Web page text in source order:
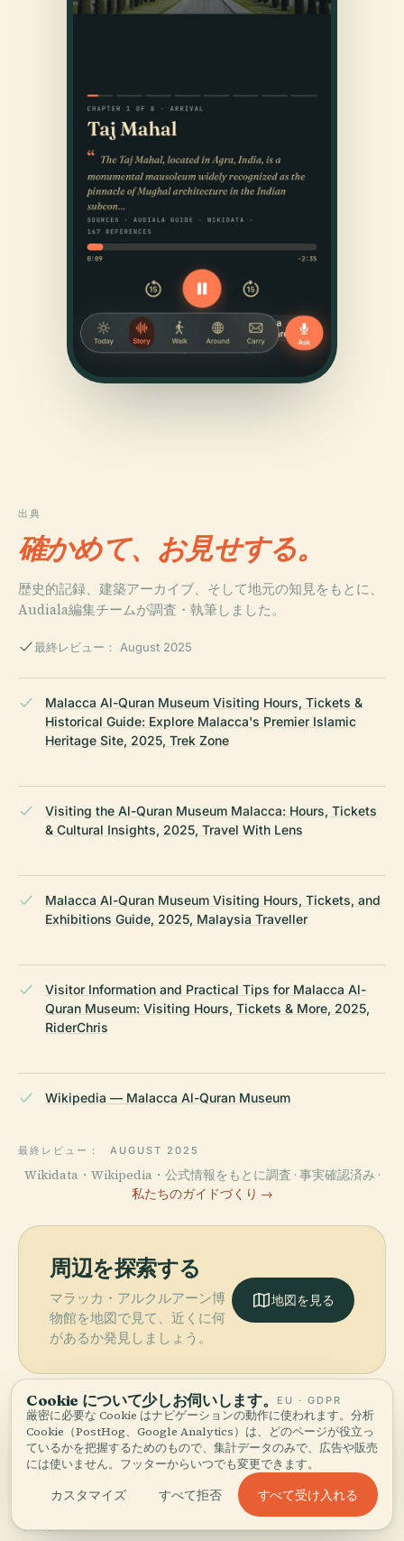
出典
確かめて、お見せする。
歴史的記録、建築アーカイブ、そして地元の知見をもとに、
Audiala編集チームが調査・執筆しました。
最終レビュー： August 2025
Malacca Al-Quran Museum Visiting Hours, Tickets &
Historical Guide: Explore Malacca's Premier Islamic
Heritage Site, 2025, Trek Zone
Visiting the Al-Quran Museum Malacca: Hours, Tickets
& Cultural Insights, 2025, Travel With Lens
Malacca Al-Quran Museum Visiting Hours, Tickets, and
Exhibitions Guide, 2025, Malaysia Traveller
Visitor Information and Practical Tips for Malacca Al-
Quran Museum: Visiting Hours, Tickets & More, 2025,
RiderChris
Wikipedia — Malacca Al-Quran Museum
最終レビュー： AUGUST 2025
Wikidata・Wikipedia・公式情報をもとに調査 · 事実確認済み ·
私たちのガイドづくり →
周辺を探索する
マラッカ・アルクルアーン博
物館を地図で見て、近くに何
があるか発見しましょう。
地図を見る
More inマラッカ.
発見すべき30スポット — いくつかは組み合わせる価値があ
ります。
マレーとイスラ
PLACE
カンポン・クリ
PLACE PLACE
Cookie について少しお伺いします。 EU · GDPR
厳密に必要な Cookie はナビゲーションの動作に使われます。分析
Cookie（PostHog、Google Analytics）は、どのページが役立っ
ているかを把握するためのもので、集計データのみで、広告や販売
には使いません。フッターからいつでも変更できます。
カスタマイズ すべて拒否 すべて受け入れる